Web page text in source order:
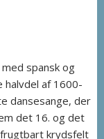
spansk og
halvdel af 1600-
dansesange, der
det 16. og det
frugtbart krydsfelt